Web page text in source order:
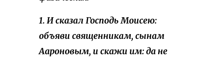
1. И сказал Господь Моисею:
объяви священникам, сынам
Аароновым, и скажи им: да не